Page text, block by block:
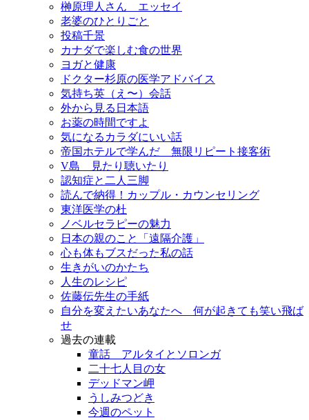
榊原理人さん エッセイ
老婆のひとりごと
投稿千景
カナダで楽しむ食の世界
ヨガと健康
ドクター杉原の医学アドバイス
気持ち英（え〜）会話
外から見る日本語
お薬の時間ですよ
気になるカラダにいい話
帝国ホテルで学んだ 無限リピート接客術
V島 見たり聴いたり
認知症と二人三脚
読んで納得！カップル・カウンセリング
東洋医学の杜
ノベルセラピーの魅力
日本の親のこと「遠隔介護」
心も体もブスだった私の話
生きがいのかたち
人生のレシピ
佐藤伝先生の手紙
自分を変えたいあなたへ 何が起きても笑い飛ば
せ
過去の連載
童話 アルタイとソロンガ
二十七人目の女
デッドマン岬
うしみつどき
今週のペット